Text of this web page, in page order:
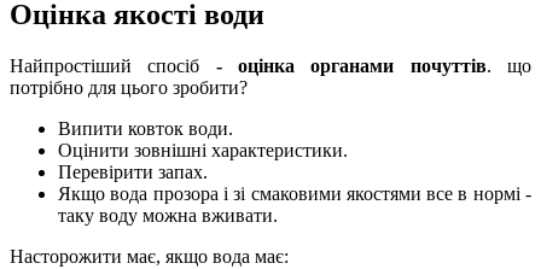
Оцінка якості води
Найпростіший спосіб - оцінка органами почуттів. що
потрібно для цього зробити?
Випити ковток води.
Оцінити зовнішні характеристики.
Перевірити запах.
Якщо вода прозора і зі смаковими якостями все в нормі -
таку воду можна вживати.
Насторожити має, якщо вода має: